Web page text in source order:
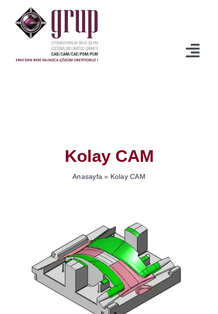
İndirmeler
İletişim
Kolay CAM
Anasayfa » Kolay CAM